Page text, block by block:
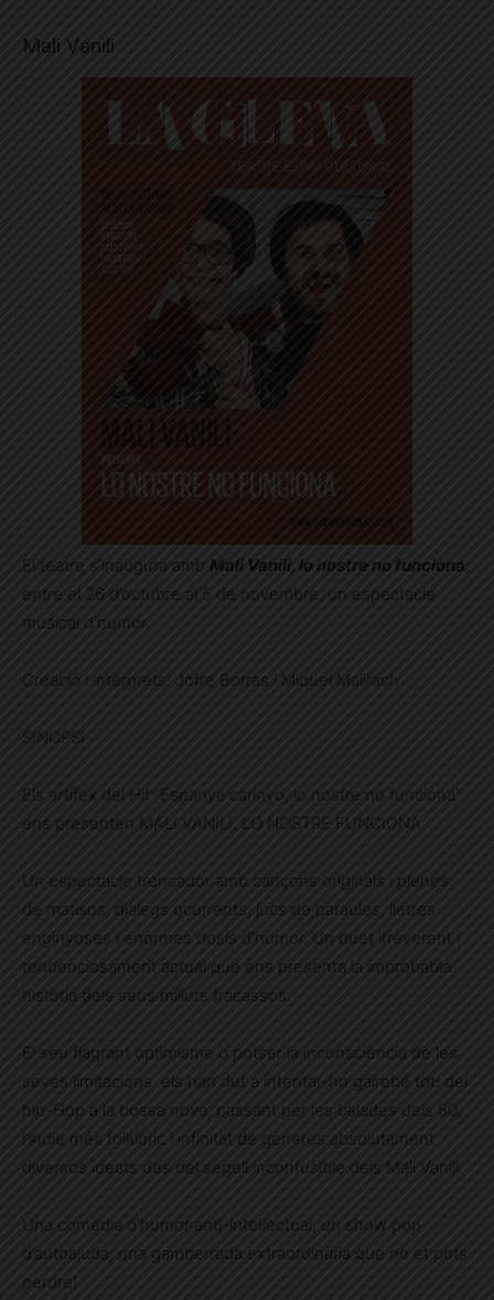
Mali Vanili
El teatre s’inaugura amb Mali Vanili, lo nostre no funciona
entre el 26 d’octubre al 5 de novembre, un espectacle
musical d’humor.
Creació i intèrprets: Jofre Borràs i Miquel Malirach
SINOPSI
Els artífex del Hit “Espanya carinyo, lo nostre no funciona”
ens presenten MALI VANILI, LO NOSTRE FUNCIONA.
Un espectacle trencador amb cançons originals i plenes
de matisos, diàlegs ocurrents, jocs de paraules, lletres
enginyoses i enormes dosis d’humor. Un duet irreverent i
tendenciosament actual que ens presenta la improbable
història dels seus millors fracassos.
El seu flagrant optimisme o potser la inconsciència de les
seves limitacions els han dut a intentar-ho gairebé tot: del
hip-Hop a la bossa nova, passant per les balades dels 80,
l’indie més folklòric i infinitat de gèneres absolutament
diversos ideats des del segell inconfusible dels Mali Vanili.
Una comèdia d’humor anti-intel·lectual, un show pop
d’autoajuda, una gamberrada extraordinària que no et pots
perdre!